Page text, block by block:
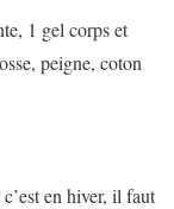
1 gel corps et
peigne, coton
en hiver, il faut